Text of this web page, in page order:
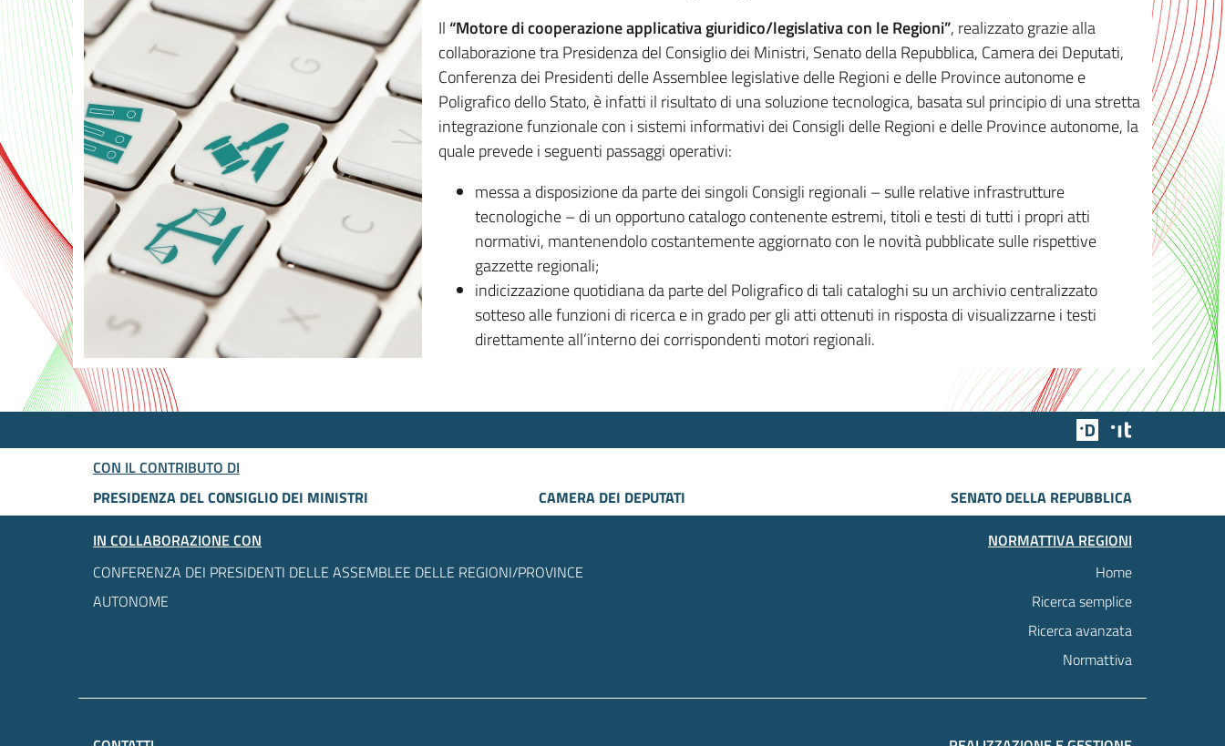
Il “Motore di cooperazione applicativa giuridico/legislativa con le Regioni”, realizzato grazie alla
collaborazione tra Presidenza del Consiglio dei Ministri, Senato della Repubblica, Camera dei Deputati,
Conferenza dei Presidenti delle Assemblee legislative delle Regioni e delle Province autonome e
Poligrafico dello Stato, è infatti il risultato di una soluzione tecnologica, basata sul principio di una stretta
integrazione funzionale con i sistemi informativi dei Consigli delle Regioni e delle Province autonome, la
quale prevede i seguenti passaggi operativi:
messa a disposizione da parte dei singoli Consigli regionali – sulle relative infrastrutture
tecnologiche – di un opportuno catalogo contenente estremi, titoli e testi di tutti i propri atti
normativi, mantenendolo costantemente aggiornato con le novità pubblicate sulle rispettive
gazzette regionali;
indicizzazione quotidiana da parte del Poligrafico di tali cataloghi su un archivio centralizzato
sotteso alle funzioni di ricerca e in grado per gli atti ottenuti in risposta di visualizzarne i testi
direttamente all’interno dei corrispondenti motori regionali.
Team Digitale
CON IL CONTRIBUTO DI
PRESIDENZA DEL CONSIGLIO DEI MINISTRI
CAMERA DEI DEPUTATI
SENATO DELLA REPUBBLICA
IN COLLABORAZIONE CON
CONFERENZA DEI PRESIDENTI DELLE ASSEMBLEE DELLE REGIONI/PROVINCE
AUTONOME
NORMATTIVA REGIONI
Home
Ricerca semplice
Ricerca avanzata
Normattiva